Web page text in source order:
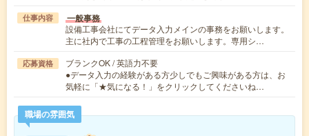
仕事内容 一般事務
設備工事会社にてデータ入力メインの事務をお願いします。
主に社内で工事の工程管理をお願いします。専用シ…
応募資格
ブランクOK / 英語力不要
●データ入力の経験がある方少しでもご興味がある方は、お
気軽に「★気になる！」をクリックしてくださいね…
職場の雰囲気